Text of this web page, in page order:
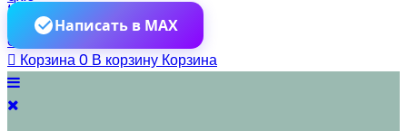
Написать в MAX
Корзина0 В корзину Корзина